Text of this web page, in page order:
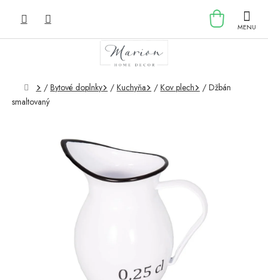
KOŠÍK
Domov
/ Bytové doplnky / Kuchyňa / Kov plech / Džbán
smaltovaný